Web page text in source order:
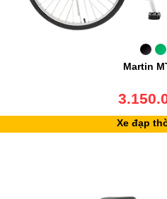
Martin
Xe đạp